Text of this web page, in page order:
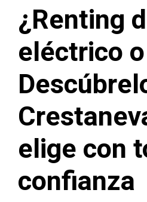
¿Renting
eléctrico
elige con
confianza